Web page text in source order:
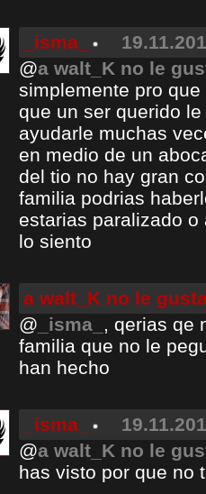
_isma_
@a walt_K no le
simplemente pro
que un ser querido
ayudarle muchas
en medio de un
del tio no hay gran
familia podrias
estarias paralizado
lo siento
a walt_K no le
@ _isma_ , qerias qe
familia que no le
han hecho
_isma_
@a walt_K no le
has visto por que no